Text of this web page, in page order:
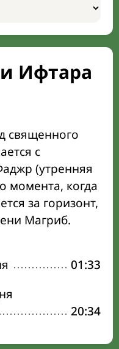
Ифтара
священного
с
(утренняя
момента, когда
за горизонт,
Магриб.
01:33
20:34